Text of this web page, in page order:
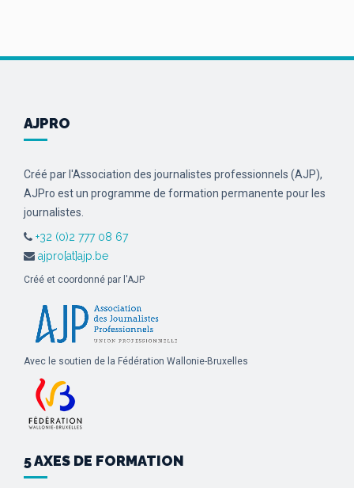
AJPRO
Créé par l'Association des journalistes professionnels (AJP),
AJPro est un programme de formation permanente pour les
journalistes.
+32 (0)2 777 08 67
ajpro[at]ajp.be
Créé et coordonné par l'AJP
Avec le soutien de la Fédération Wallonie-Bruxelles
5 AXES DE FORMATION